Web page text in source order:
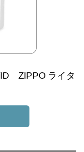
ZIPPO ライタ